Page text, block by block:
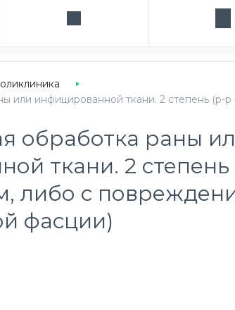
Поиск услуги, направления или
или инфицированной ткани. 2 степень
обработка раны
ткани. 2
либо с
фасции)